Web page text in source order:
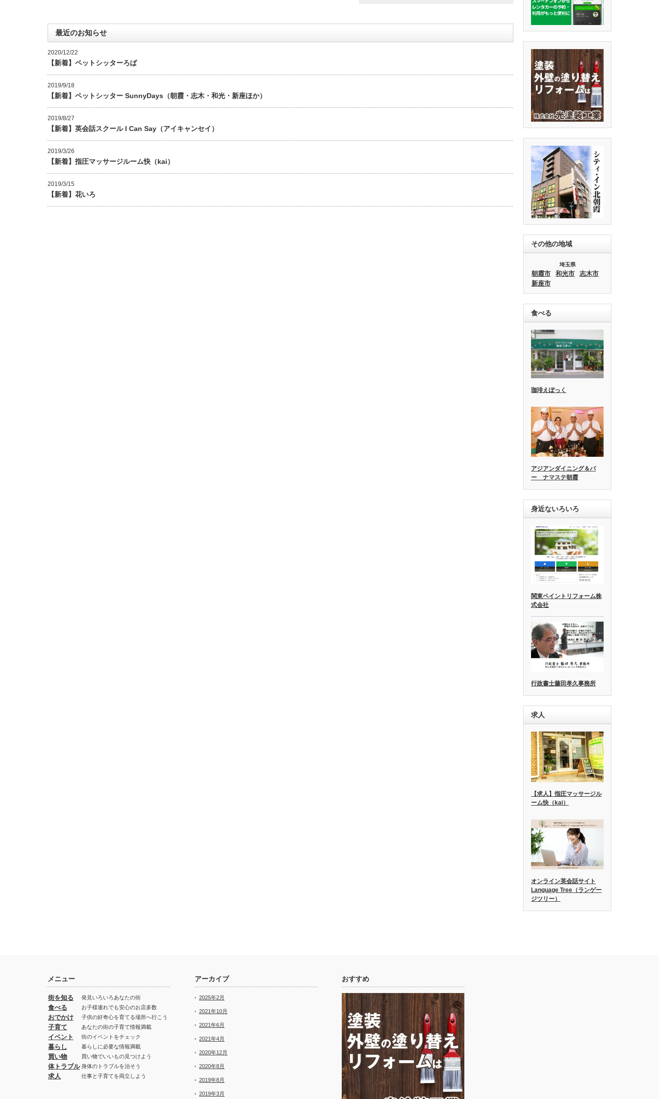
最近のお知らせ
2020/12/22
【新着】ペットシッターろば
2019/9/18
【新着】ペットシッター SunnyDays（朝霞・志木・和光・新座ほか）
2019/8/27
【新着】英会話スクール I Can Say（アイキャンセイ）
2019/3/26
【新着】指圧マッサージルーム快（kai）
2019/3/15
【新着】花いろ
その他の地域
埼玉県
朝霞市 和光市
志木市
新座市
食べる
珈琲えぽっく
アジアンダイニング＆バ
ー ナマステ朝霞
身近ないろいろ
関東ペイントリフォーム株
式会社
行政書士藤田孝久事務所
求人
【求人】指圧マッサージル
ーム快（kai）
オンライン英会話サイト
Language Tree（ランゲー
ジツリー）
メニュー
街を知る 発見いろいろあなたの街
食べる お子様連れでも安心のお店多数
おでかけ 子供の好奇心を育てる場所へ行こう
子育て あなたの街の子育て情報満載
イベント 街のイベントをチェック
暮らし 暮らしに必要な情報満載
買い物 買い物でいいもの見つけよう
体トラブル 身体のトラブルを治そう
求人 仕事と子育てを両立しよう
アーカイブ
2025年2月
2021年10月
2021年6月
2021年4月
2020年12月
2020年8月
2019年8月
2019年3月
おすすめ